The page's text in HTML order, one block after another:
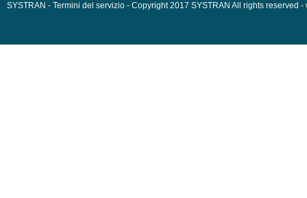
SYSTRAN - Termini del servizio - Copyright 2017 SYSTRAN All rights reserved -